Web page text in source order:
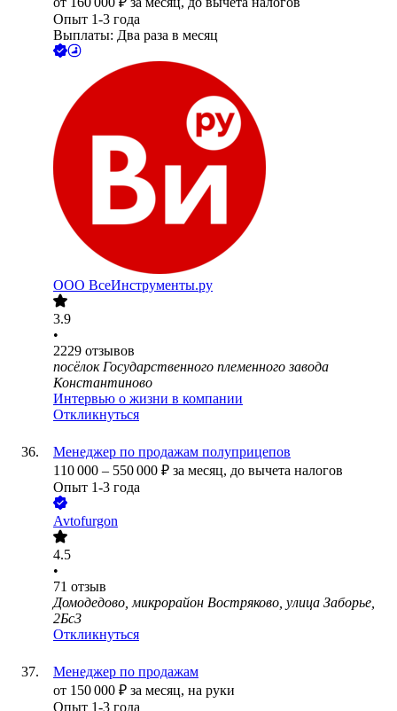
Опыт 1-3 года
Выплаты: Два раза в месяц
ООО ВсеИнструменты.ру
3.9
•
2229 отзывов
посёлок Государственного племенного завода
Константиново
Интервью о жизни в компании
Откликнуться
Менеджер по продажам полуприцепов
110 000 – 550 000 ₽ за месяц, до вычета налогов
Опыт 1-3 года
Avtofurgon
4.5
•
71 отзыв
Домодедово, микрорайон Востряково, улица Заборье,
2Бс3
Откликнуться
Менеджер по продажам
от 150 000 ₽ за месяц, на руки
Опыт 1-3 года